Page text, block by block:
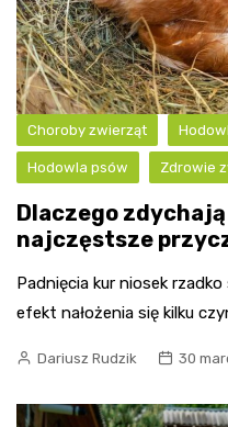
Choroby zwierząt
Hodowla psów Zdrowie
Dlaczego
najczęstsze
Padnięcia kur niosek
efekt nałożenia się kilku
Dariusz Rudzik 30